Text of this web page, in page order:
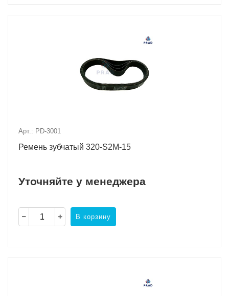
Арт.: PD-3001
Ремень зубчатый 320-S2M-15
Уточняйте у менеджера
В корзину